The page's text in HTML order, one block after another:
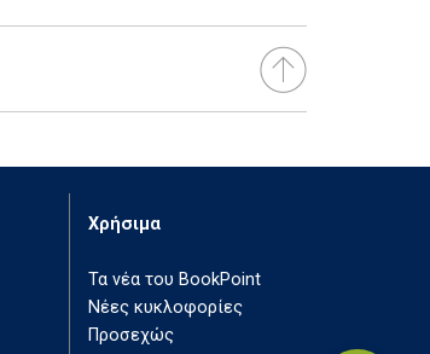
Χρήσιμα
Τα νέα του BookPoint
Νέες κυκλοφορίες
Προσεχώς